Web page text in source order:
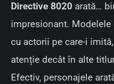
Directive 8020 arată…
impresionant. Modelele
cu actorii pe care-i
atenție decât în alte
Efectiv, personajele